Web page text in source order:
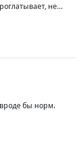
не
бы норм.